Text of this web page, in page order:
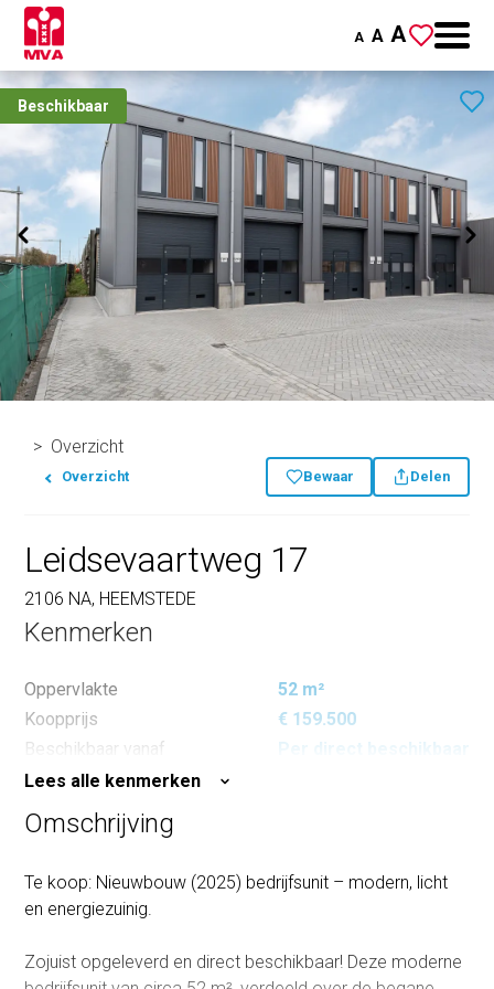
A A A
Beschikbaar
Overzicht
Overzicht Bewaar Delen
Leidsevaartweg 17
2106 NA, HEEMSTEDE
Kenmerken
Oppervlakte
52 m²
Koopprijs
€ 159.500
Beschikbaar vanaf
Per direct beschikbaar
Lees alle kenmerken
Omschrijving
Te koop: Nieuwbouw (2025) bedrijfsunit – modern, licht
en energiezuinig.
Zojuist opgeleverd en direct beschikbaar! Deze moderne